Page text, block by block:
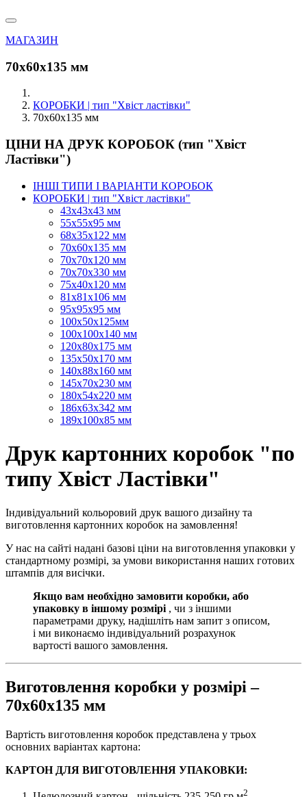
МАГАЗИН
70х60х135 мм
КОРОБКИ | тип "Хвіст ластівки"
70х60х135 мм
ЦІНИ НА ДРУК КОРОБОК (тип "Хвіст
Ластівки")
ІНШІ ТИПИ І ВАРІАНТИ КОРОБОК
КОРОБКИ | тип "Хвіст ластівки"
43х43х43 мм
55х55х95 мм
68х35х122 мм
70х60х135 мм
70х70х120 мм
70х70х330 мм
75х40х120 мм
81х81х106 мм
95х95х95 мм
100х50х125мм
100х100х140 мм
120х80х175 мм
135х50х170 мм
140х88х160 мм
145х70х230 мм
180х54х220 мм
186х63х342 мм
189х100х85 мм
Друк картонних коробок "по
типу Хвіст Ластівки"
Індивідуальний кольоровий друк вашого дизайну та
виготовлення картонних коробок на замовлення!
У нас на сайті надані базові ціни на виготовлення упаковки у
стандартному розмірі, за умови використання наших готових
штампів для висічки.
Якщо вам необхідно замовити коробки, або
упаковку в іншому розмірі , чи з іншими
параметрами друку, надішліть нам запит з описом,
і ми виконаємо індивідуальний розрахунок
вартості вашого замовлення.
Виготовлення коробки у розмірі –
70х60х135 мм
Вартість виготовлення коробок представлена у трьох
основних варіантах картона:
КАРТОН ДЛЯ ВИГОТОВЛЕННЯ УПАКОВКИ:
2